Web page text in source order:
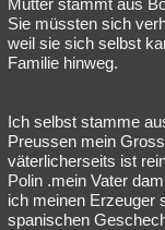
Mutter stammt aus
Sie müssten sich
weil sie sich selbst
Familie hinweg.
Ich selbst stamme
Preussen mein
väterlicherseits ist
Polin .mein Vater
ich meinen Erzeuger
spanischen